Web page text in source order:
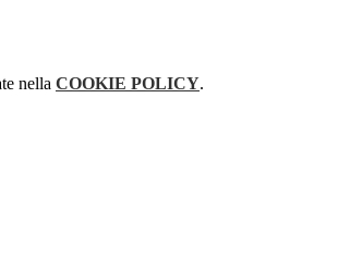
nella COOKIE POLICY.